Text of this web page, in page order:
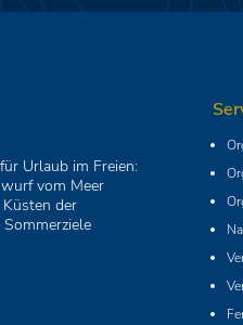
Urlaub im Freien:
vom Meer
der